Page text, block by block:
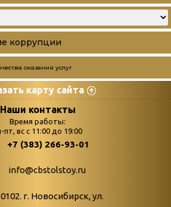
коррупции
оказания услуг
карту сайта
поступлений
Война. Народ.
Наши контакты
Время работы:
пт, вс с 11:00 до 19:00
+7 (383) 266-93-01
info@cbstolstoy.ru
г. Новосибирск, ул.